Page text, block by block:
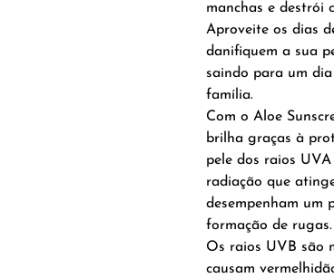
manchas e destrói
Aproveite os dias
danifiquem a sua
saindo para um
família.
Com o Aloe
brilha graças à
pele dos raios
radiação que
desempenham um
formação de rugas.
Os raios UVB são
causam